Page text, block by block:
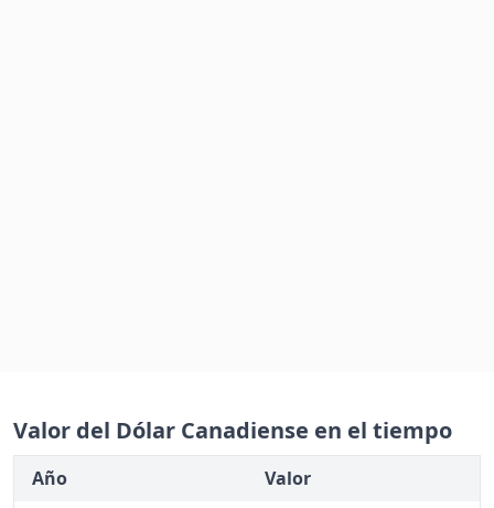
Valor del Dólar Canadiense en el tiempo
Año
Valor